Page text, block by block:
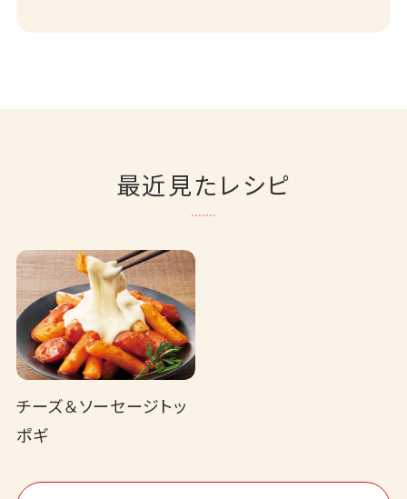
最近見たレシピ
チーズ＆ソーセージトッ
ポギ